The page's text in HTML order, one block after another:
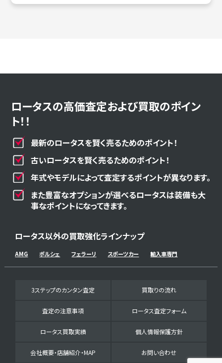
ロータスの高価査定および買取のポイン
ト！！
最新のロータスを賢く売るためのポイント！
古いロータスを賢く売るためのポイント！
年式やモデルによって査定するポイントが異なります。
また豊富なオプションが選べるロータスは装備も大
事なポイントになってきます。
ロータス以外の買取強化ラインナップ
AMG ポルシェ フェラーリ スポーツカー 輸入車専門
3ステップのカンタン査定 買取りの流れ
査定の注意事項 ロータス査定フォーム
ロータス買取実績 個人情報保護方針
会社概要・店舗紹介・MAP お問い合わせ